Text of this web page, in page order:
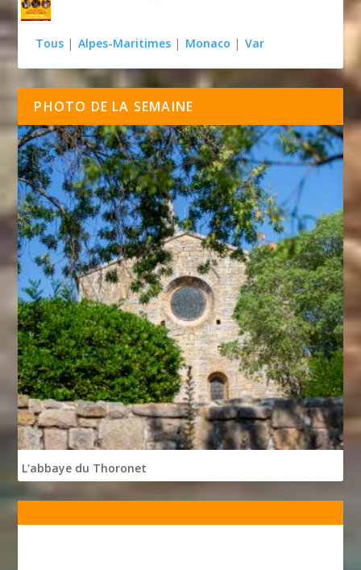
Tous | Alpes-Maritimes | Monaco | Var
PHOTO DE LA SEMAINE
L'abbaye du Thoronet